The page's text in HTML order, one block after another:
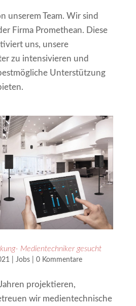
unserem Team. Wir sind
Firma Promethean. Diese
uns, unsere
zu intensivieren und
Unterstützung
Medientechniker gesucht
Jobs| 0 Kommentare
projektieren,
wir medientechnische